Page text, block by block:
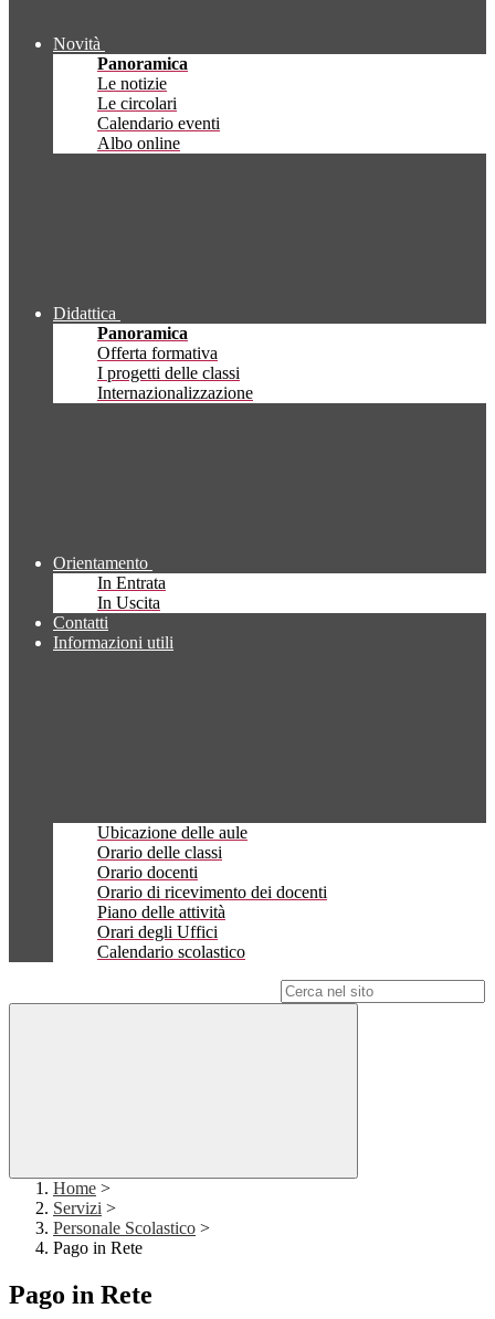
Novità
Panoramica
Le notizie
Le circolari
Calendario eventi
Albo online
Didattica
Panoramica
Offerta formativa
I progetti delle classi
Internazionalizzazione
Orientamento
In Entrata
In Uscita
Contatti
Informazioni utili
Ubicazione delle aule
Orario delle classi
Orario docenti
Orario di ricevimento dei docenti
Piano delle attività
Orari degli Uffici
Calendario scolastico
Home >
Servizi >
Personale Scolastico >
Pago in Rete
Pago in Rete